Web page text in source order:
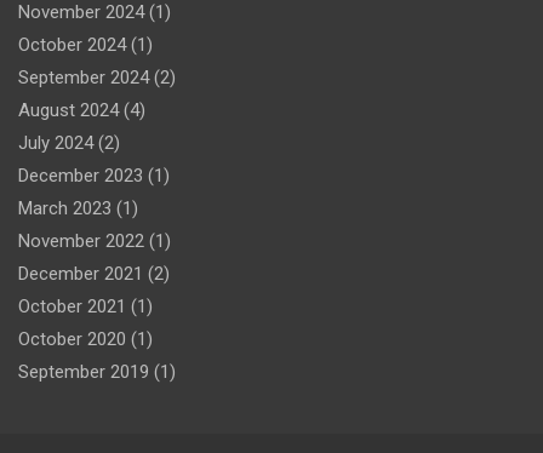
November 2024(1)
October 2024(1)
September 2024(2)
August 2024(4)
July 2024(2)
December 2023 (1)
March 2023 (1)
November 2022 (1)
December 2021 (2)
October 2021 (1)
October 2020 (1)
September 2019 (1)